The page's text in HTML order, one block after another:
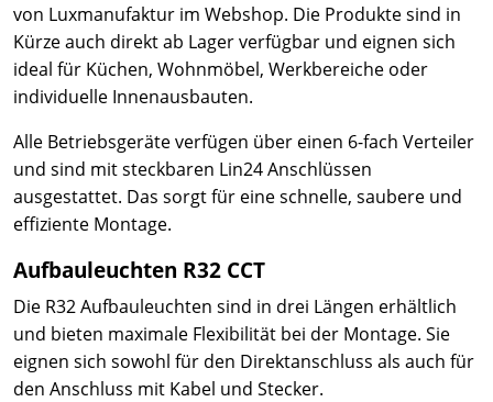
von Luxmanufaktur im Webshop. Die Produkte sind in
Kürze auch direkt ab Lager verfügbar und eignen sich
ideal für Küchen, Wohnmöbel, Werkbereiche oder
individuelle Innenausbauten.
Alle Betriebsgeräte verfügen über einen 6-fach Verteiler
und sind mit steckbaren Lin24 Anschlüssen
ausgestattet. Das sorgt für eine schnelle, saubere und
effiziente Montage.
Aufbauleuchten R32 CCT
Die R32 Aufbauleuchten sind in drei Längen erhältlich
und bieten maximale Flexibilität bei der Montage. Sie
eignen sich sowohl für den Direktanschluss als auch für
den Anschluss mit Kabel und Stecker.